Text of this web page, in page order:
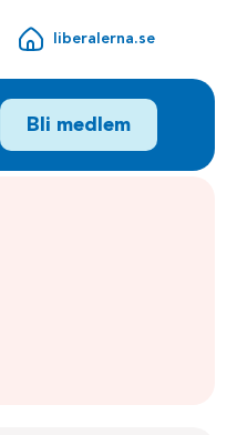
liberalerna.se
Bli medlem